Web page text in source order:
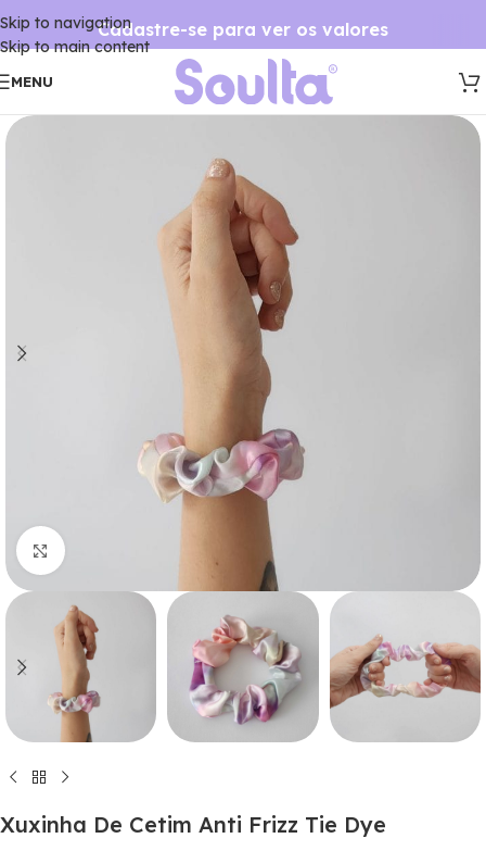
Skip to navigation
Skip to main content
Cadastre-se para ver os valores
MENU
Click to enlarge
Xuxinha De Cetim Anti Frizz Tie Dye